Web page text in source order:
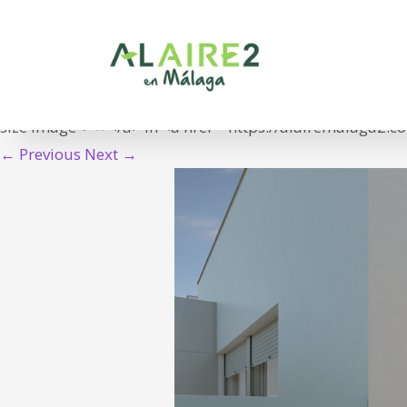
06_VILLAS
<span class="meta-prep meta-prep-entry-
17T09:40:14+01:00">17/06/2021</time></span> at
size image"> × </a> in <a href="https://
← Previous Next →